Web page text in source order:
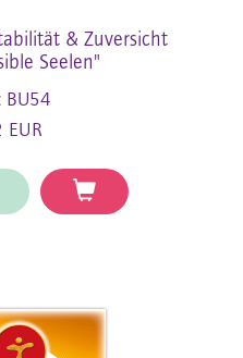
& Zuversicht
Seelen"
BU54
EUR